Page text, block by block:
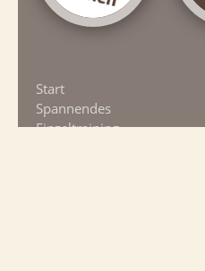
Start
Spannendes
Einzeltraining